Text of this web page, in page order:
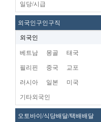
일당/시급
외국인구인구직
외국인
베트남 몽골 태국
필리핀 중국 교포
러시아 일본 미국
기타외국인
오토바이/식당배달/택배배달